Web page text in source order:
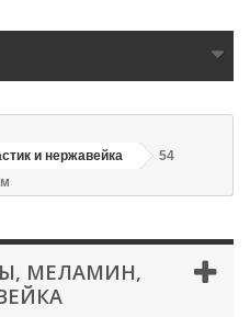
и нержавейка
54
МЕЛАМИН,